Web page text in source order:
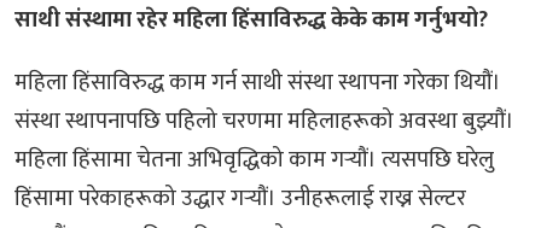
साथी संस्थामा रहेर महिला हिंसाविरुद्ध केके काम गर्नुभयो?
महिला हिंसाविरुद्ध काम गर्न साथी संस्था स्थापना गरेका थियौं।
संस्था स्थापनापछि पहिलो चरणमा महिलाहरूको अवस्था बुझ्यौं।
महिला हिंसामा चेतना अभिवृद्धिको काम गर्‍यौं। त्यसपछि घरेलु
हिंसामा परेकाहरूको उद्धार गर्‍यौं। उनीहरूलाई राख्न सेल्टर